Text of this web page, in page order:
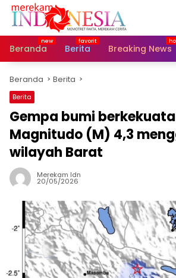
Langsung
Beranda
Berita Breaking News
Beranda Berita
Berita
Gempa bumi
Magnitudo (M) 4,3
wilayah Barat
Merekam Idn
20/05/2026